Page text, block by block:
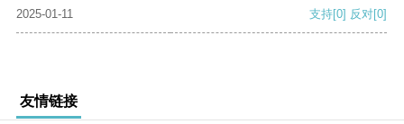
2025-01-11 支持[0] 反对[0]
友情链接